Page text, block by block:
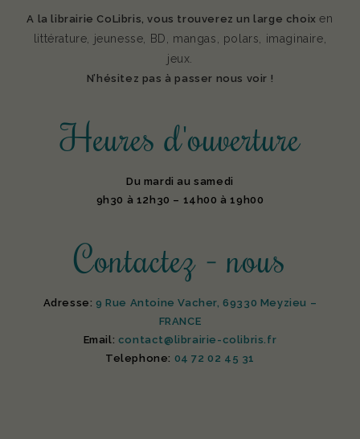
A la librairie CoLibris, vous trouverez un large choixen
littérature, jeunesse, BD, mangas, polars, imaginaire,
jeux.
N’hésitez pas à passer nous voir !
Heures d'ouverture
Du mardi au samedi
9h30 à 12h30 – 14h00 à 19h00
Contactez - nous
Adresse:9 Rue Antoine Vacher, 69330 Meyzieu –
FRANCE
Email: contact@librairie-colibris.fr
Telephone: 04 72 02 45 31